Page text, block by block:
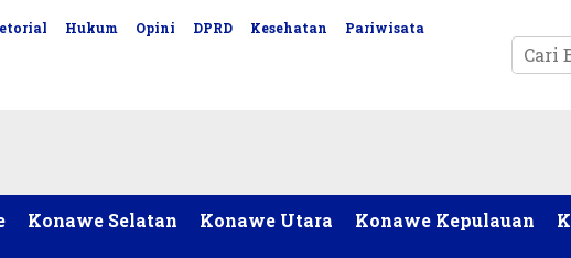
Hukum Opini DPRD Kesehatan Pariwisata
Konawe Selatan Konawe Utara Konawe Kepulauan